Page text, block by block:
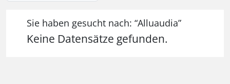
Sie haben gesucht nach: “Alluaudia”
Keine Datensätze gefunden.